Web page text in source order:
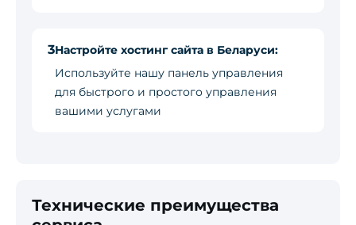
3Настройте хостинг сайта в Беларуси:
Используйте нашу панель управления
для быстрого и простого управления
вашими услугами
Технические преимущества